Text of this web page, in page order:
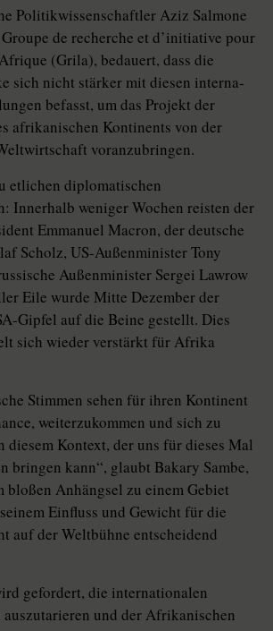
Politikwissenschaftler Aziz Salmone
de recherche et d’initiative pour
(Grila), bedauert, dass die
sich nicht stärker mit diesen interna­
befasst, um das Projekt der
afrikanischen Kontinents von der
voranzubringen.
etlichen di­plo­ma­tischen
Innerhalb weniger Wochen reisten der
Emmanuel Macron, der deutsche
Scholz, US-Außenminister Tony
Außenminister Sergei Lawrow
Eile wurde Mitte Dezember der
Gipfel auf die Beine gestellt. Dies
sich wieder verstärkt für Afrika
Stimmen sehen für ihren Kontinent
weiterzukommen und sich zu
diesem Kontext, der uns für dieses Mal
bringen kann“, glaubt Bakary Sambe,
bloßen Anhängsel zu einem Gebiet
Einfluss und Gewicht für die
auf der Weltbühne entscheidend
gefordert, die internationalen
auszutarieren und der Afrikanischen